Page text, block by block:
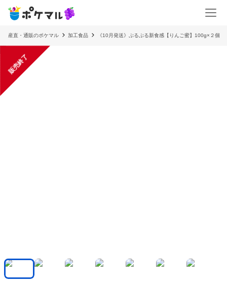
産直・通販のポケマル 加工食品 《10月発送》ぷるぷる新食感【りんご蜜】100g×２個
販売終了